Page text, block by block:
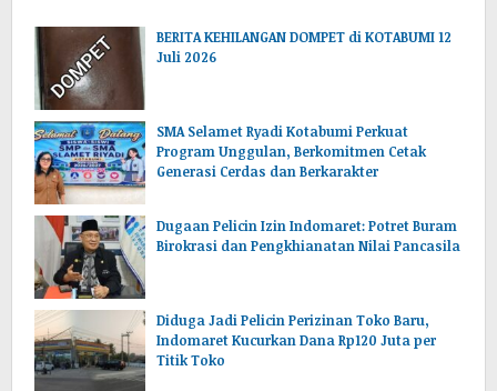
BERITA KEHILANGAN DOMPET di KOTABUMI 12
Juli 2026
SMA Selamet Ryadi Kotabumi Perkuat
Program Unggulan, Berkomitmen Cetak
Generasi Cerdas dan Berkarakter
Dugaan Pelicin Izin Indomaret: Potret Buram
Birokrasi dan Pengkhianatan Nilai Pancasila
‎Diduga Jadi Pelicin Perizinan Toko Baru,
Indomaret Kucurkan Dana Rp120 Juta per
Titik Toko